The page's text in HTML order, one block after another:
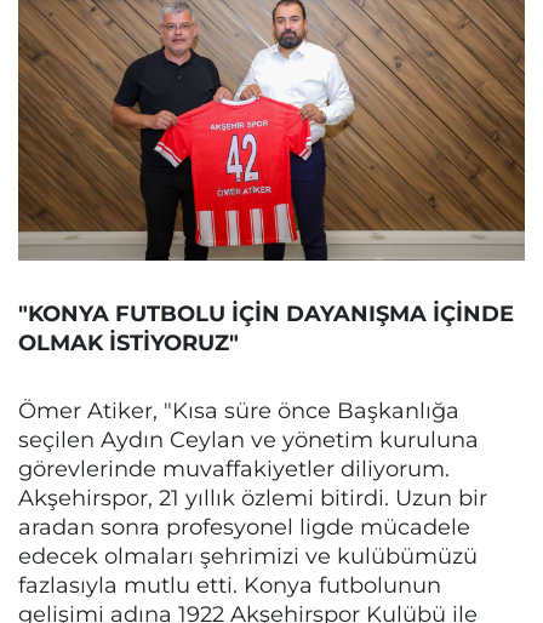
"KONYA FUTBOLU İÇİN DAYANIŞMA İÇİNDE
OLMAK İSTİYORUZ"
Ömer Atiker, "Kısa süre önce Başkanlığa
seçilen Aydın Ceylan ve yönetim kuruluna
görevlerinde muvaffakiyetler diliyorum.
Akşehirspor, 21 yıllık özlemi bitirdi. Uzun bir
aradan sonra profesyonel ligde mücadele
edecek olmaları şehrimizi ve kulübümüzü
fazlasıyla mutlu etti. Konya futbolunun
gelişimi adına 1922 Akşehirspor Kulübü ile